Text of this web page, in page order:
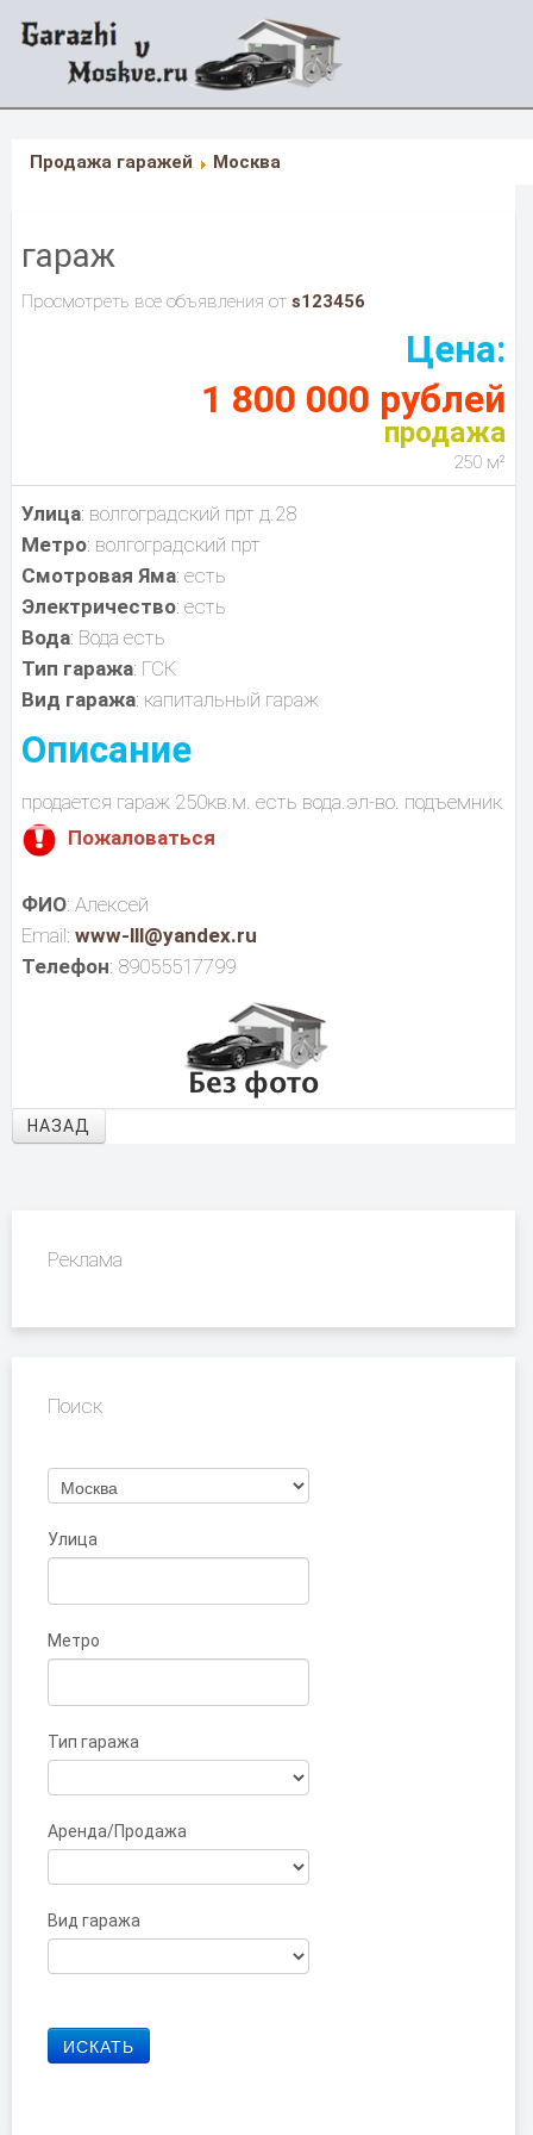
Продажа гаражей Москва
гараж
Просмотреть все объявления от s123456
Цена:
1 800 000 рублей
продажа
250 м²
Улица: волгоградский прт д.28
Метро: волгоградский прт
Смотровая Яма: есть
Электричество: есть
Вода: Вода есть
Тип гаража: ГСК
Вид гаража: капитальный гараж
Описание
продается гараж 250кв.м. есть вода.эл-во. подъемник
Пожаловаться
ФИО: Алексей
Email: www-lll@yandex.ru
Телефон: 89055517799
НАЗАД
Реклама
Поиск
Улица
Метро
Тип гаража
Аренда/Продажа
Вид гаража